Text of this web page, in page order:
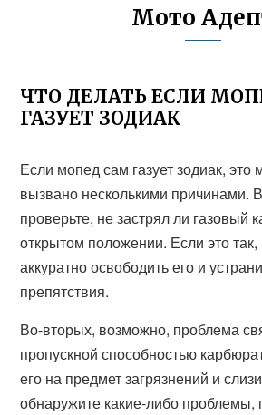
Мото
ЧТО ДЕЛАТЬ ЕСЛИ
ГАЗУЕТ ЗОДИАК
Если мопед сам газует зодиак, это
вызвано несколькими причинами.
проверьте, не застрял ли газовый
открытом положении. Если это
аккуратно освободить его и
препятствия.
Во-вторых, возможно, проблема
пропускной способностью
его на предмет загрязнений и
обнаружите какие-либо проблемы,